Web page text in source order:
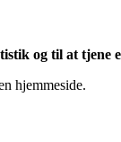
og til at
hjemmeside.